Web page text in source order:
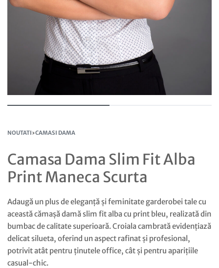
NOUTATI›CAMASI DAMA
Camasa Dama Slim Fit Alba
Print Maneca Scurta
Adaugă un plus de eleganță și feminitate garderobei tale cu
această cămașă damă slim fit alba cu print bleu, realizată din
bumbac de calitate superioară. Croiala cambrată evidențiază
delicat silueta, oferind un aspect rafinat și profesional,
potrivit atât pentru ținutele office, cât și pentru aparițiile
casual-chic.